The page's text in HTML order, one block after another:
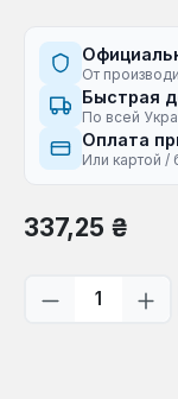
От
Быстрая
По всей
Оплата
Или картой /
Обычная цена:
337,25 ₴